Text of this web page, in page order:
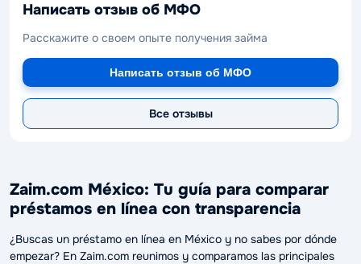
Написать отзыв об МФО
Расскажите о своем опыте получения займа
Написать отзыв об МФО
Все отзывы
Zaim.com México: Tu guía para comparar
préstamos en línea con transparencia
¿Buscas un préstamo en línea en México y no sabes por dónde
empezar? En Zaim.com reunimos y comparamos las principales